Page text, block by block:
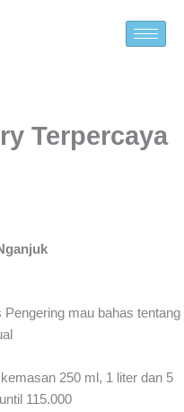
Terpercaya
mau bahas tentang
250 ml, 1 liter dan 5
115.000